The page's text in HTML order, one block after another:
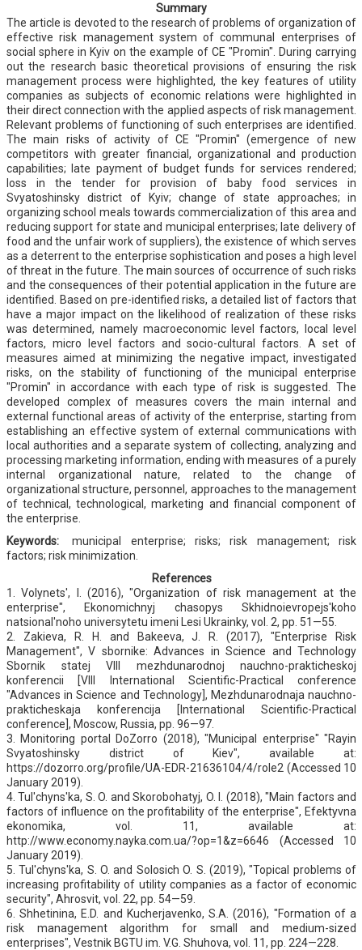
Summary
The article is devoted to the research of problems of organization of
effective risk management system of communal enterprises of
social sphere in Kyiv on the example of CE "Promin". During carrying
out the research basic theoretical provisions of ensuring the risk
management process were highlighted, the key features of utility
companies as subjects of economic relations were highlighted in
their direct connection with the applied aspects of risk management.
Relevant problems of functioning of such enterprises are identified.
The main risks of activity of CE "Promin" (emergence of new
competitors with greater financial, organizational and production
capabilities; late payment of budget funds for services rendered;
loss in the tender for provision of baby food services in
Svyatoshinsky district of Kyiv; change of state approaches; in
organizing school meals towards commercialization of this area and
reducing support for state and municipal enterprises; late delivery of
food and the unfair work of suppliers), the existence of which serves
as a deterrent to the enterprise sophistication and poses a high level
of threat in the future. The main sources of occurrence of such risks
and the consequences of their potential application in the future are
identified. Based on pre-identified risks, a detailed list of factors that
have a major impact on the likelihood of realization of these risks
was determined, namely macroeconomic level factors, local level
factors, micro level factors and socio-cultural factors. A set of
measures aimed at minimizing the negative impact, investigated
risks, on the stability of functioning of the municipal enterprise
"Promin" in accordance with each type of risk is suggested. The
developed complex of measures covers the main internal and
external functional areas of activity of the enterprise, starting from
establishing an effective system of external communications with
local authorities and a separate system of collecting, analyzing and
processing marketing information, ending with measures of a purely
internal organizational nature, related to the change of
organizational structure, personnel, approaches to the management
of technical, technological, marketing and financial component of
the enterprise.
Keywords:
municipal enterprise; risks; risk management; risk
factors; risk minimization.
References
1. Volynets', I. (2016), "Organization of risk management at the
enterprise", Ekonomichnyj chasopys Skhidnoievropejs'koho
natsional'noho universytetu imeni Lesi Ukrainky, vol. 2, pp. 51—55.
2. Zakieva, R. H. and Bakeeva, J. R. (2017), "Enterprise Risk
Management", V sbornike: Advances in Science and Technology
Sbornik statej VIII mezhdunarodnoj nauchno-prakticheskoj
konferencii [VIII International Scientific-Practical conference
"Advances in Science and Technology], Mezhdunarodnaja nauchno-
prakticheskaja konferencija [International Scientific-Practical
conference], Moscow, Russia, pp. 96—97.
3. Monitoring portal DoZorro (2018), "Municipal enterprise" "Rayin
Svyatoshinsky district of Kiev", available at:
https://dozorro.org/profile/UA-EDR-21636104/4/role2 (Accessed 10
January 2019).
4. Tul'chyns'ka, S. O. and Skorobohatyj, O. I. (2018), "Main factors and
factors of influence on the profitability of the enterprise", Efektyvna
ekonomika, vol. 11, available at:
http://www.economy.nayka.com.ua/?op=1&z=6646 (Accessed 10
January 2019).
5. Tul'chyns'ka, S. O. and Solosich O. S. (2019), "Topical problems of
increasing profitability of utility companies as a factor of economic
security", Ahrosvit, vol. 22, pp. 54—59.
6. Shhetinina, E.D. and Kucherjavenko, S.A. (2016), "Formation of a
risk management algorithm for small and medium-sized
enterprises", Vestnik BGTU im. V.G. Shuhova, vol. 11, pp. 224—228.